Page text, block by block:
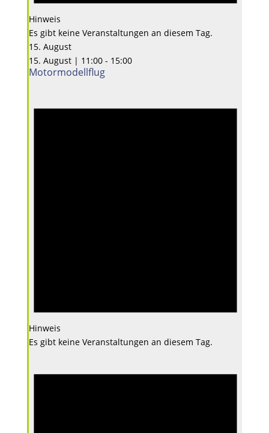
Hinweis
Es gibt keine Veranstaltungen an diesem Tag.
15. August
15. August | 11:00- 15:00
Motormodellflug
Hinweis
Es gibt keine Veranstaltungen an diesem Tag.